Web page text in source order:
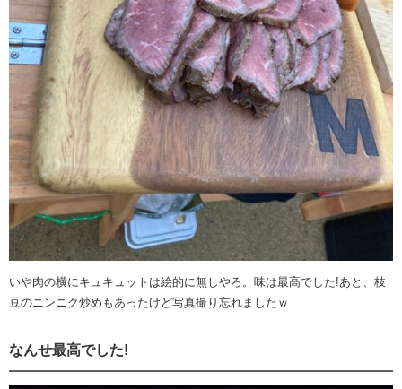
いや肉の横にキュキュットは絵的に無しやろ。味は最高でした!あと、枝
豆のニンニク炒めもあったけど写真撮り忘れましたｗ
なんせ最高でした!